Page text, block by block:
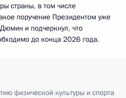
страны, в том числе
поручение Президентом уже
и подчеркнул, что
до конца 2026 года.
физической культуры и спорта